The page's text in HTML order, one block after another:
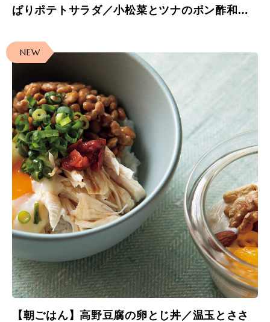
ぱりポテトサラダ／小松菜とツナのポン酢和え
NEW
【朝ごはん】高野豆腐の卵とじ丼／温玉とささ